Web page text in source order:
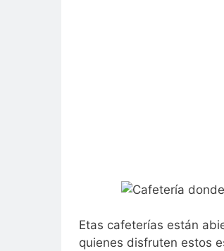
Etas cafeterías están
quienes disfruten estos